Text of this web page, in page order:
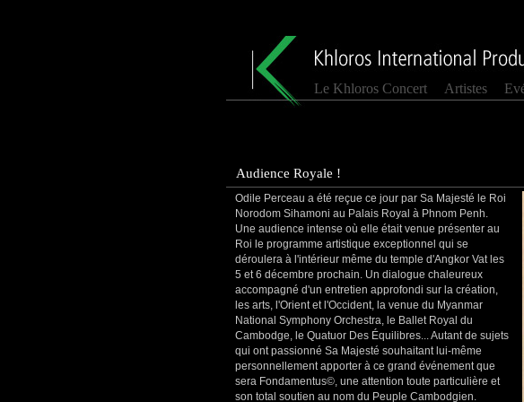
Audience Royale !
Odile Perceau a été reçue ce jour par Sa Majesté le Roi
Norodom Sihamoni au Palais Royal à Phnom Penh.
Une audience intense où elle était venue présenter au
Roi le programme artistique exceptionnel qui se
déroulera à l'intérieur même du temple d'Angkor Vat les
5 et 6 décembre prochain. Un dialogue chaleureux
accompagné d'un entretien approfondi sur la création,
les arts, l'Orient et l'Occident, la venue du Myanmar
National Symphony Orchestra, le Ballet Royal du
Cambodge, le Quatuor Des Équilibres... Autant de sujets
qui ont passionné Sa Majesté souhaitant lui-même
personnellement apporter à ce grand événement que
sera Fondamentus©, une attention toute particulière et
son total soutien au nom du Peuple Cambodgien.
Le Khloros Concert Artistes